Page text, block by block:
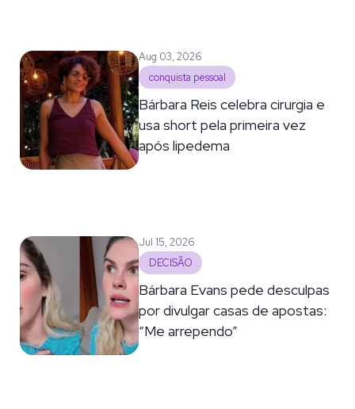
Aug 03, 2026
conquista pessoal
Bárbara Reis celebra cirurgia e
usa short pela primeira vez
após lipedema
Jul 15, 2026
DECISÃO
Bárbara Evans pede desculpas
por divulgar casas de apostas:
“Me arrependo”